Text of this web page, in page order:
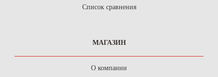
Список сравнения
МАГАЗИН
О компании